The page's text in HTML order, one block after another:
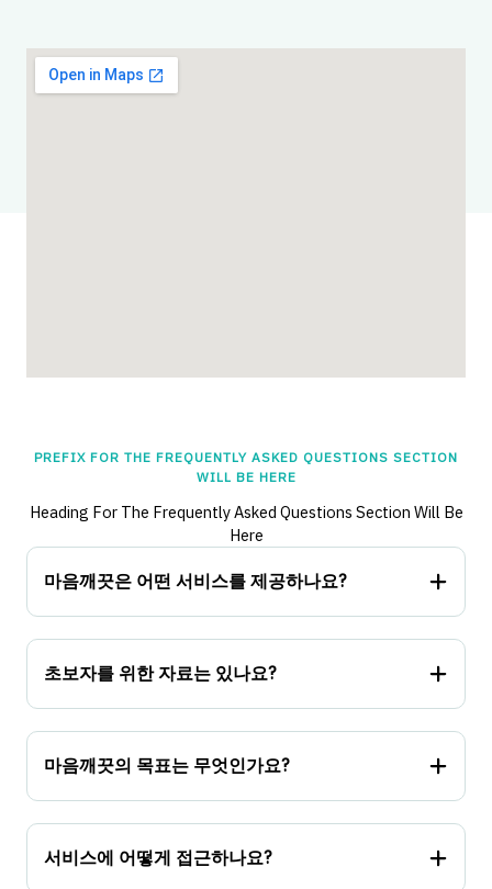
PREFIX FOR THE FREQUENTLY ASKED QUESTIONS SECTION
WILL BE HERE
Heading For The Frequently Asked Questions Section Will Be
Here
마음깨끗은 어떤 서비스를 제공하나요?
초보자를 위한 자료는 있나요?
마음깨끗의 목표는 무엇인가요?
서비스에 어떻게 접근하나요?